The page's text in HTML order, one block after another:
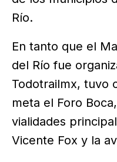
Río.
En tanto que el
del Río fue
Todotrailmx, tuvo
meta el Foro
vialidades
Vicente Fox y la